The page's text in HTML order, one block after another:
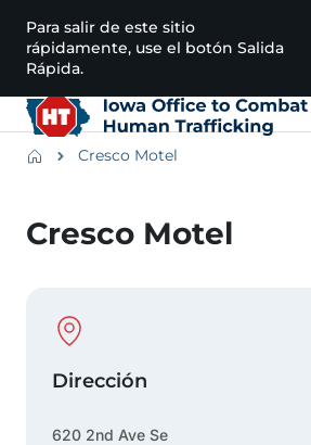
Pasar al contenido principal
Para salir de este sitio
rápidamente, use el botón Salida
Rápida.
BreadcrumbsCresco Motel
Cresco Motel
Physical Location
Dirección
620 2nd Ave Se